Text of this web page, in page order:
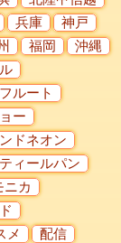
兵庫
神戸
福岡
沖縄
フルート
ー
ドネオン
ィールパン
ニカ
メ 配信